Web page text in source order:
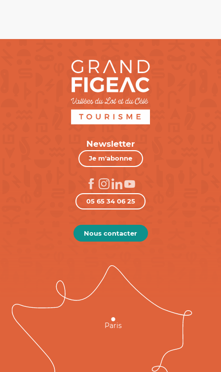
Newsletter
Je m'abonne
05 65 34 06 25
Nous contacter
Paris